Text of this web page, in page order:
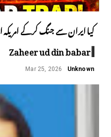
کیا ایران سے جنگ کرکے
||Zaheer ud din babar
Unknown
Mar 25, 2026